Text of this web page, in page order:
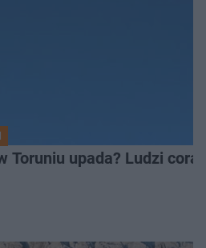
Toruniu upada? Ludzi